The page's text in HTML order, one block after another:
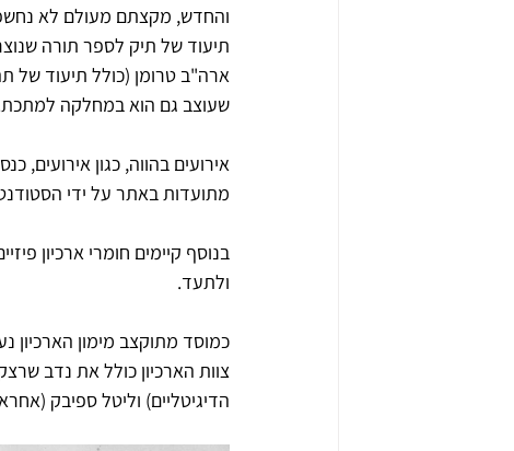
תיעוד של תיק לספר תורה
ארה"ב טרומן (כולל תיעוד של
שעוצב גם הוא במחלקה
אירועים בהווה, כגון אירועים,
מתועדות באתר על ידי
בנוסף קיימים חומרי ארכיון
ולתעד.
כמוסד מתוקצב מימון
צוות הארכיון כולל את נדב
הדיגיטליים) וליטל ספיבק